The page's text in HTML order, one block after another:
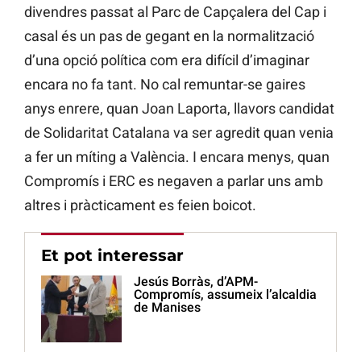
divendres passat al Parc de Capçalera del Cap i
casal és un pas de gegant en la normalització
d’una opció política com era difícil d’imaginar
encara no fa tant. No cal remuntar-se gaires
anys enrere, quan Joan Laporta, llavors candidat
de Solidaritat Catalana va ser agredit quan venia
a fer un míting a València. I encara menys, quan
Compromís i ERC es negaven a parlar uns amb
altres i pràcticament es feien boicot.
Et pot interessar
Jesús Borràs, d’APM-
Compromís, assumeix l’alcaldia
de Manises